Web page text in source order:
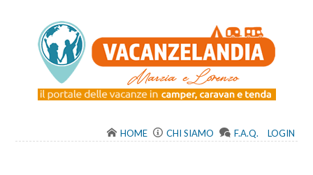
HOME CHI SIAMO F.A.Q. LOGIN